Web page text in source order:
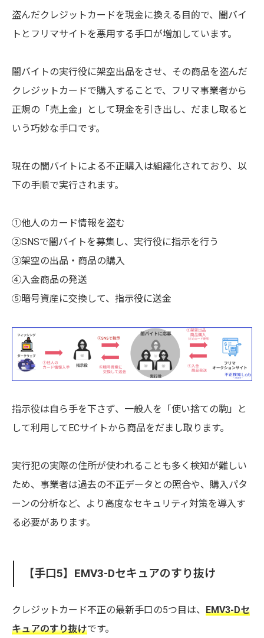
盗んだクレジットカードを現金に換える目的で、闇バイ
トとフリマサイトを悪用する手口が増加しています。
闇バイトの実行役に架空出品をさせ、その商品を盗んだ
クレジットカードで購入することで、フリマ事業者から
正規の「売上金」として現金を引き出し、だまし取ると
いう巧妙な手口です。
現在の闇バイトによる不正購入は組織化されており、以
下の手順で実行されます。
①他人のカード情報を盗む
②SNSで闇バイトを募集し、実行役に指示を行う
③架空の出品・商品の購入
④入金商品の発送
⑤暗号資産に交換して、指示役に送金
指示役は自ら手を下さず、一般人を「使い捨ての駒」と
して利用してECサイトから商品をだまし取ります。
実行犯の実際の住所が使われることも多く検知が難しい
ため、事業者は過去の不正データとの照合や、購入パタ
ーンの分析など、より高度なセキュリティ対策を導入す
る必要があります。
【手口5】EMV3-Dセキュアのすり抜け
クレジットカード不正の最新手口の5つ目は、 EMV3-Dセ
キュアのすり抜けです。